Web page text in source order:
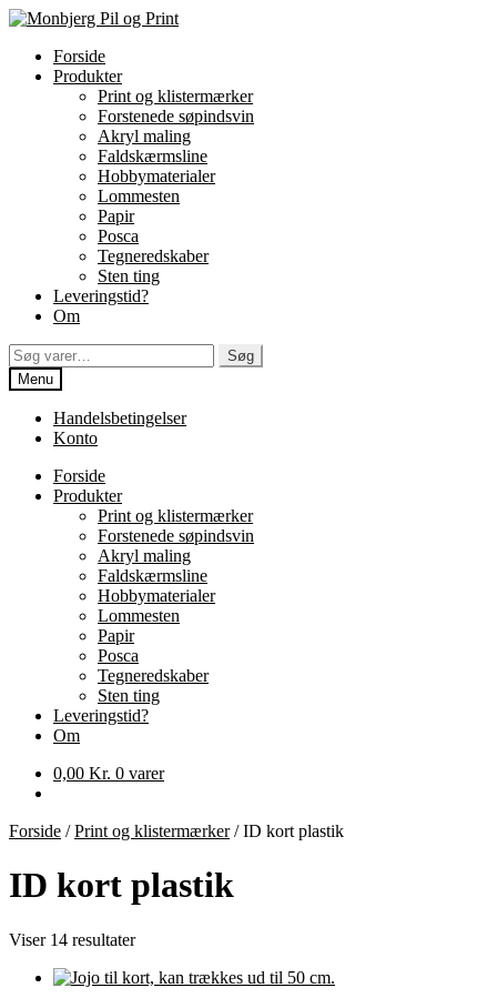
Spring
navigation
Spring
indholdForside
Produkter
Print og klistermærker
Forstenede søpindsvin
Akryl maling
Faldskærmsline
Hobbymaterialer
Lommesten
Papir
Posca
Tegneredskaber
Sten ting
Leveringstid?
Om
Søg
efter:
Søg
Menu
Handelsbetingelser
Konto
Forside
Produkter
Print og klistermærker
Forstenede søpindsvin
Akryl maling
Faldskærmsline
Hobbymaterialer
Lommesten
Papir
Posca
Tegneredskaber
Sten ting
Leveringstid?
Om
0,00 Kr. 0 varer
Forside /Print og klistermærker/ID kort plastik
ID kort plastik
Viser 14 resultater